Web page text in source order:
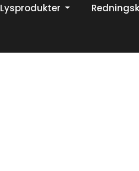
Din ekspert på brann og
Lysprodukter